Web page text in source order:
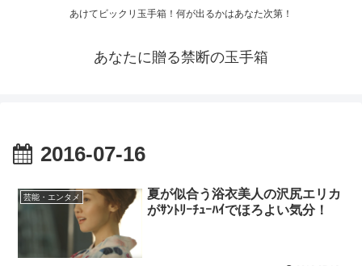
あけてビックリ玉手箱！何が出るかはあなた次第！
あなたに贈る禁断の玉手箱
2016-07-16
芸能・エンタメ
夏が似合う浴衣美人の沢尻エリカ
がｻﾝﾄﾘｰﾁｭｰﾊｲでほろよい気分！